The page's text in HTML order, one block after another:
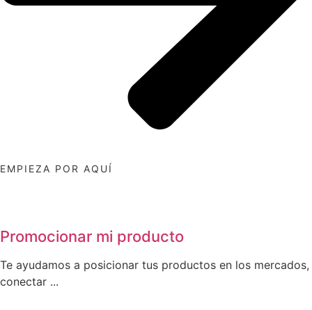
EMPIEZA POR AQUÍ
Promocionar mi producto
Te ayudamos a posicionar tus productos en los mercados,
conectar ...